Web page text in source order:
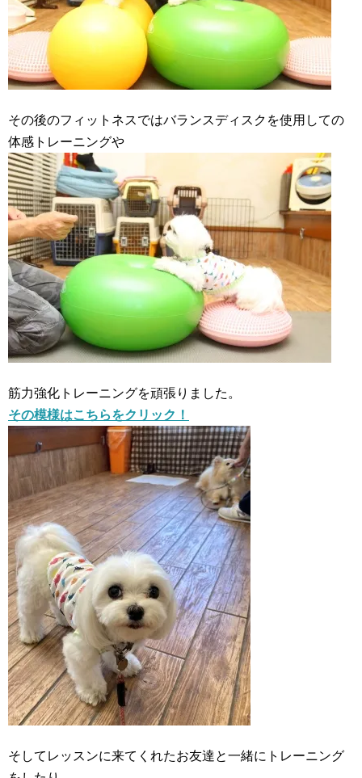
その後のフィットネスではバランスディスクを使用しての
体感トレーニングや
筋力強化トレーニングを頑張りました。
その模様はこちらをクリック！
そしてレッスンに来てくれたお友達と一緒にトレーニング